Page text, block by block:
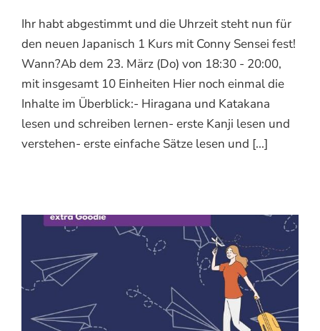
Ihr habt abgestimmt und die Uhrzeit steht nun für
den neuen Japanisch 1 Kurs mit Conny Sensei fest!
Wann?Ab dem 23. März (Do) von 18:30 - 20:00,
mit insgesamt 10 Einheiten Hier noch einmal die
Inhalte im Überblick:- Hiragana und Katakana
lesen und schreiben lernen- erste Kanji lesen und
verstehen- erste einfache Sätze lesen und [...]